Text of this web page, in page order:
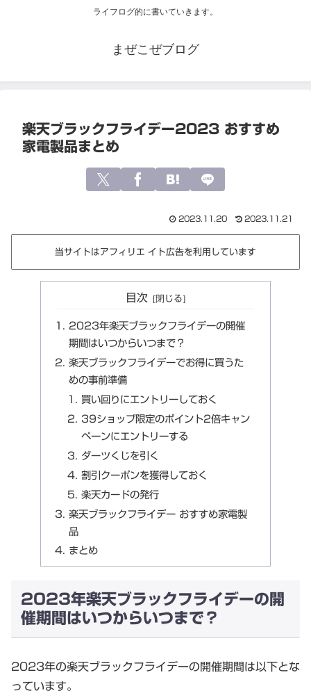
ライフログ的に書いていきます。
まぜこぜブログ
楽天ブラックフライデー2023 おすすめ
家電製品まとめ
2023.11.20 2023.11.21
当サイトはアフィリエ イト広告を利用しています
目次
2023年楽天ブラックフライデーの開催
期間はいつからいつまで？
楽天ブラックフライデーでお得に買うた
めの事前準備
買い回りにエントリーしておく
39ショップ限定のポイント2倍キャン
ペーンにエントリーする
ダーツくじを引く
割引クーポンを獲得しておく
楽天カードの発行
楽天ブラックフライデー おすすめ家電製
品
まとめ
2023年楽天ブラックフライデーの開
催期間はいつからいつまで？
2023年の楽天ブラックフライデーの開催期間は以下とな
っています。